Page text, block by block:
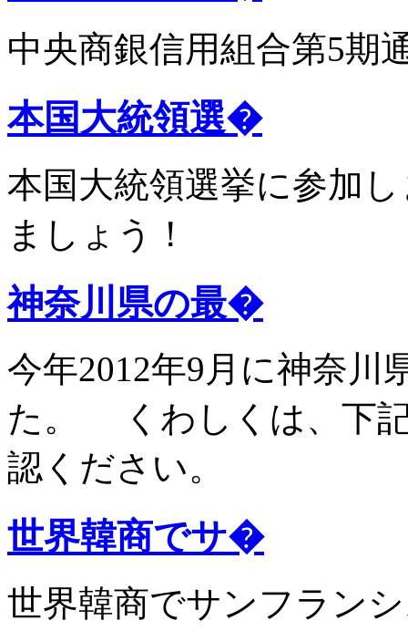
中央商銀信用組合第5期
本国大統領選�
本国大統領選挙に参加
ましょう！
神奈川県の最�
今年2012年9月に神奈川
た。 くわしくは、下
認ください。
世界韓商でサ�
世界韓商でサンフラン